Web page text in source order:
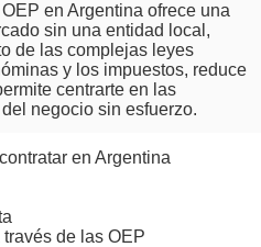
en Argentina ofrece una
sin una entidad local,
de las complejas leyes
y los impuestos, reduce
centrarte en las
negocio sin esfuerzo.
en Argentina
de las OEP